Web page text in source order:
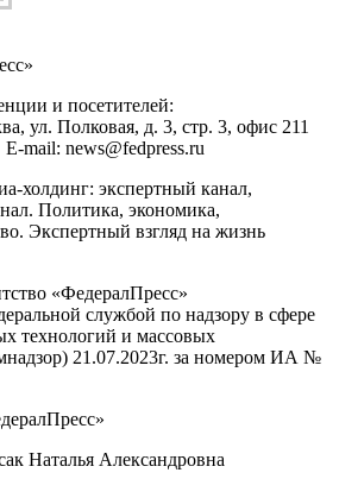
»
и посетителей:
, ул. Полковая, д. 3, стр. 3, офис 211
E-mail: news@fedpress.ru
холдинг: экспертный канал,
Политика, экономика,
Экспертный взгляд на жизнь
«ФедералПресс»
службой по надзору в сфере
технологий и массовых
21.07.2023г. за номером ИА №
Наталья Александровна